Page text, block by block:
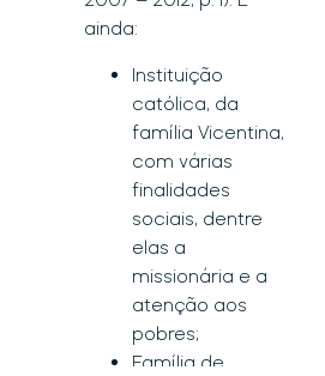
ainda:
Instituição
católica, da
família Vicentina,
com várias
finalidades
sociais, dentre
elas a
missionária e a
atenção aos
pobres;
Família de